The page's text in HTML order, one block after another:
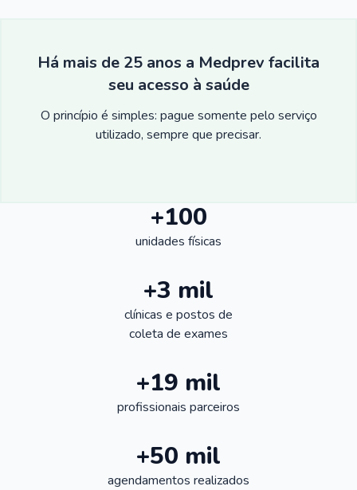
Há mais de 25 anos a Medprev facilita
seu acesso à saúde
O princípio é simples: pague somente pelo serviço
utilizado, sempre que precisar.
+100
unidades físicas
+3 mil
clínicas e postos de
coleta de exames
+19 mil
profissionais parceiros
+50 mil
agendamentos realizados